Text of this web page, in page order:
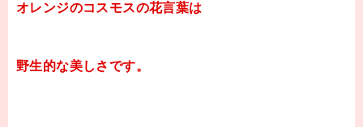
オレンジのコスモスの花言葉は
野生的な美しさです。